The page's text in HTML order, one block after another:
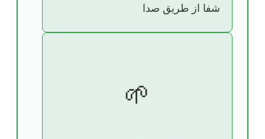
شفا از طریق صدا
🌱